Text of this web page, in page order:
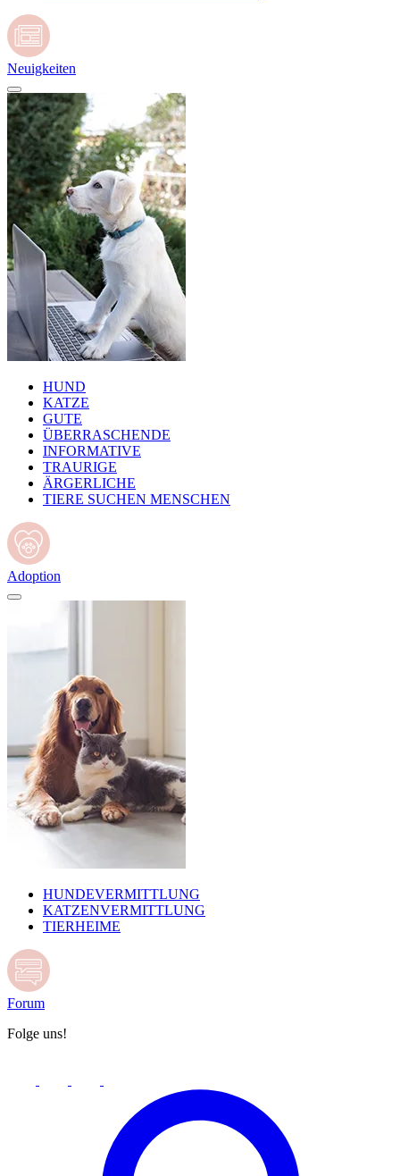
Neuigkeiten
HUND
KATZE
GUTE
ÜBERRASCHENDE
INFORMATIVE
TRAURIGE
ÄRGERLICHE
TIERE SUCHEN MENSCHEN
Adoption
HUNDEVERMITTLUNG
KATZENVERMITTLUNG
TIERHEIME
Forum
Folge uns!